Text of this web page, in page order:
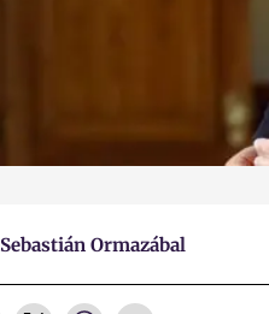
Sebastián Ormazábal